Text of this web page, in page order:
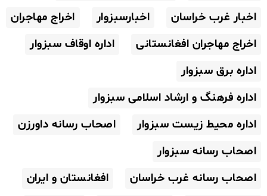
اخبار غرب خراسان
اخبارسبزوار
اخراج مهاجران
اخراج مهاجران افغانستانی
اداره اوقاف سبزوار
اداره برق سبزوار
اداره فرهنگ و ارشاد اسلامی سبزوار
اداره محیط زیست سبزوار
اصحاب رسانه داورزن
اصحاب رسانه سبزوار
اصحاب رسانه غرب خراسان
افغانستان و ایران